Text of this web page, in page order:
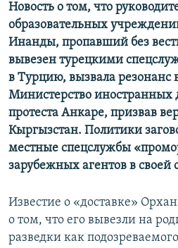
Новость о том, что
образовательных
Инанды, пропавший без
вывезен турецкими
в Турцию, вызвала резонанс
Министерство иностранных
протеста Анкаре, призвав
Кыргызстан. Политики
местные спецслужбы
зарубежных агентов в своей
Известие о «доставке»
о том, что его вывезли на
разведки как